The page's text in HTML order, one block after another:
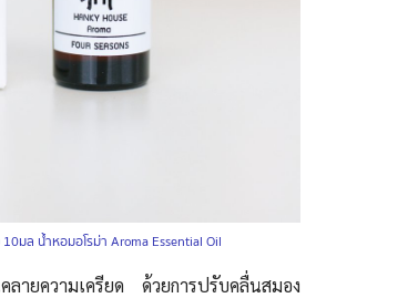
มล น้ำหอมอโรม่า Aroma Essential Oil
ายความเครียด ด้วยการปรับคลื่นสมอง